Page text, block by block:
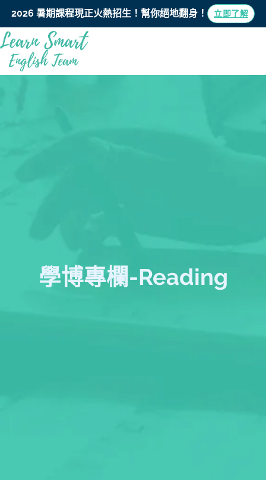
2026 暑期課程現正火熱招生！ 幫你絕地翻身！ 立即了解
學博專欄-Reading